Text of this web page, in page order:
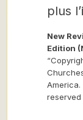
plus
New
Edition
America.
reserved